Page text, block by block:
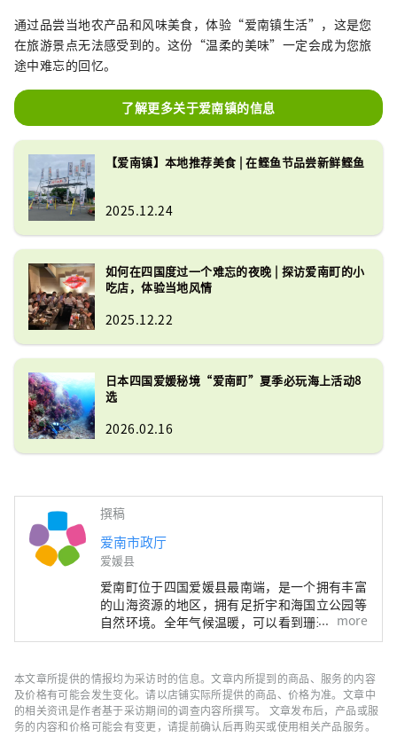
通过品尝当地农产品和风味美食，体验“爱南镇生活”，这是您
在旅游景点无法感受到的。这份“温柔的美味”一定会成为您旅
途中难忘的回忆。
了解更多关于爱南镇的信息
【爱南镇】本地推荐美食 | 在鲣鱼节品尝新鲜鲣鱼
2025.12.24
如何在四国度过一个难忘的夜晚 | 探访爱南町的小
吃店，体验当地风情
2025.12.22
日本四国爱媛秘境“爱南町”夏季必玩海上活动8
选
2026.02.16
撰稿
爱南市政厅
爱媛县
爱南町位于四国爱媛县最南端，是一个拥有丰富
的山海资源的地区，拥有足折宇和海国立公园等
自然环境。全年气候温暖，可以看到珊瑚和热带
鱼。
more
本文章所提供的情报均为采访时的信息。文章内所提到的商品、服务的内容
及价格有可能会发生变化。请以店铺实际所提供的商品、价格为准。文章中
的相关资讯是作者基于采访期间的调查内容所撰写。 文章发布后，产品或服
务的内容和价格可能会有变更，请提前确认后再购买或使用相关产品服务。